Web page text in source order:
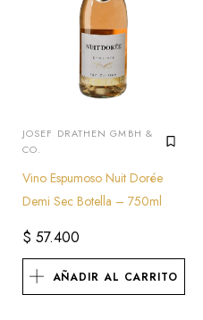
JOSEF DRATHEN GMBH &
CO.
Vino Espumoso Nuit Dorée
Demi Sec Botella – 750ml
$ 57.400
AÑADIR AL CARRITO